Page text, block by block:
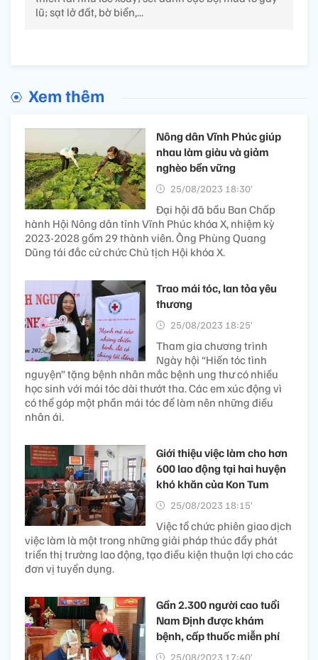
lũ; sạt lở đất, bờ biển,...
Xem thêm
Nông dân Vĩnh Phúc giúp
nhau làm giàu và giảm
nghèo bền vững
25/08/2023 18:30’
Đại hội đã bầu Ban Chấp
hành Hội Nông dân tỉnh Vĩnh Phúc khóa X, nhiệm kỳ
2023-2028 gồm 29 thành viên. Ông Phùng Quang
Dũng tái đắc cử chức Chủ tịch Hội khóa X.
Trao mái tóc, lan tỏa yêu
thương
25/08/2023 18:25’
Tham gia chương trình
Ngày hội “Hiến tóc tình
nguyện” tặng bệnh nhân mắc bệnh ung thư có nhiều
học sinh với mái tóc dài thướt tha. Các em xúc động vì
có thể góp một phần mái tóc để làm nên những điều
nhân ái.
Giới thiệu việc làm cho hơn
600 lao động tại hai huyện
khó khăn của Kon Tum
25/08/2023 18:15’
Việc tổ chức phiên giao dịch
việc làm là một trong những giải pháp thúc đẩy phát
triển thị trường lao động, tạo điều kiện thuận lợi cho các
đơn vị tuyển dụng.
Gần 2.300 người cao tuổi
Nam Định được khám
bệnh, cấp thuốc miễn phí
25/08/2023 17:40’